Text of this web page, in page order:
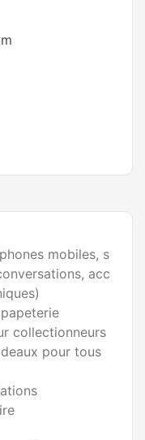
mobiles, s
acc
collectionneurs
pour tous